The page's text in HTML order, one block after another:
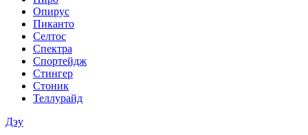
Опирус
Пиканто
Селтос
Спектра
Спортейдж
Стингер
Стоник
Теллурайд
Дэу